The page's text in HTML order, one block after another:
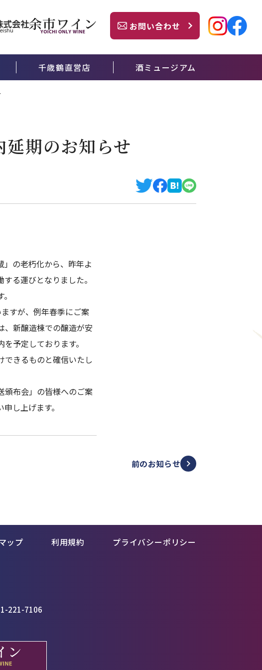
千歳鶴直営店 酒ミュージアム
お問い合わせ
期のお知らせ
」の老朽化から、昨年よ
る運びとなりました。
すが、例年春季にご案
新醸造棟での醸造が安
予定しております。
できるものと確信いたし
布会」の皆様へのご案
し上げます。
前のお知らせ
ップ 利用規約 プライバシーポリシー
221-7106